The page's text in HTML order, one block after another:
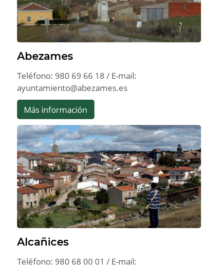
Abezames
Teléfono: 980 69 66 18 / E-mail:
ayuntamiento@abezames.es
Más información
Alcañices
Teléfono: 980 68 00 01 / E-mail: